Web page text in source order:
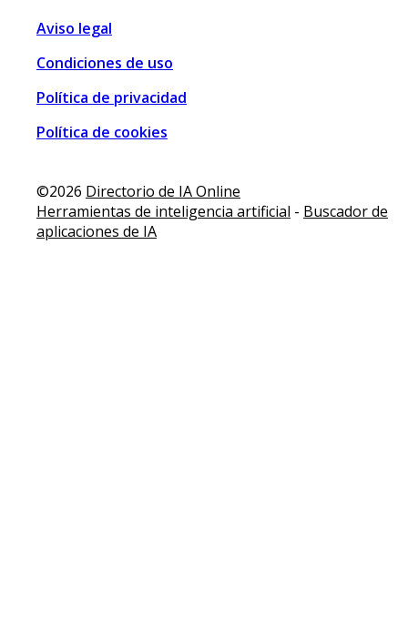
Aviso legal
Condiciones de uso
Política de privacidad
Política de cookies
©2026 Directorio de IA Online
Herramientas de inteligencia artificial - Buscador de
aplicaciones de IA